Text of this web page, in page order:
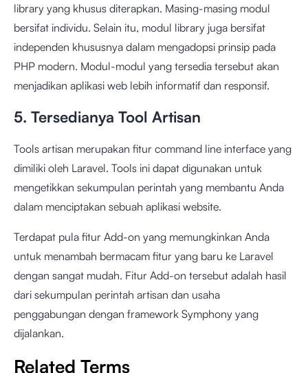
library yang khusus diterapkan. Masing-masing modul
bersifat individu. Selain itu, modul library juga bersifat
independen khususnya dalam mengadopsi prinsip pada
PHP modern. Modul-modul yang tersedia tersebut akan
menjadikan aplikasi web lebih informatif dan responsif.
5. Tersedianya Tool Artisan
Tools artisan merupakan fitur command line interface yang
dimiliki oleh Laravel. Tools ini dapat digunakan untuk
mengetikkan sekumpulan perintah yang membantu Anda
dalam menciptakan sebuah aplikasi website.
Terdapat pula fitur Add-on yang memungkinkan Anda
untuk menambah bermacam fitur yang baru ke Laravel
dengan sangat mudah. Fitur Add-on tersebut adalah hasil
dari sekumpulan perintah artisan dan usaha
penggabungan dengan framework Symphony yang
dijalankan.
Related Terms